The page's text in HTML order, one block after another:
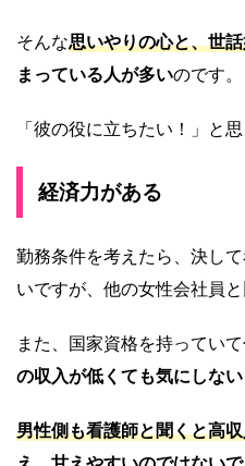
そんな思いやりの心と、世
まっている人が多いのです。
「彼の役に立ちたい！」と
経済力がある
勤務条件を考えたら、決し
いですが、他の女性会社員
また、国家資格を持ってい
の収入が低くても気にしない
男性側も看護師と聞くと高